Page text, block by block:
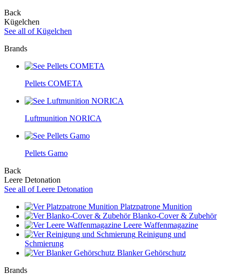
Back
Kügelchen
See all of Kügelchen
Brands
Pellets COMETA
Luftmunition NORICA
Pellets Gamo
Back
Leere Detonation
See all of Leere Detonation
Platzpatrone Munition
Blanko-Cover & Zubehör
Leere Waffenmagazine
Reinigung und
Schmierung
Blanker Gehörschutz
Brands